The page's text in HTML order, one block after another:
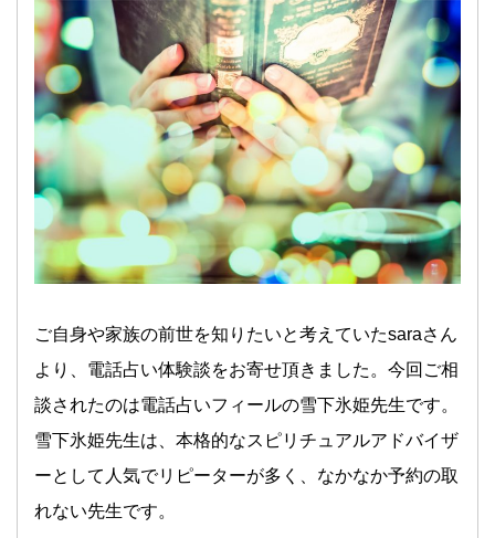
ご自身や家族の前世を知りたいと考えていたsaraさん
より、電話占い体験談をお寄せ頂きました。今回ご相
談されたのは電話占いフィールの雪下氷姫先生です。
雪下氷姫先生は、本格的なスピリチュアルアドバイザ
ーとして人気でリピーターが多く、なかなか予約の取
れない先生です。